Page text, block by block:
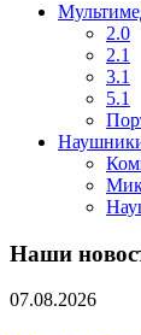
2.0
2.1
3.1
5.1
Наши
07.08.2026